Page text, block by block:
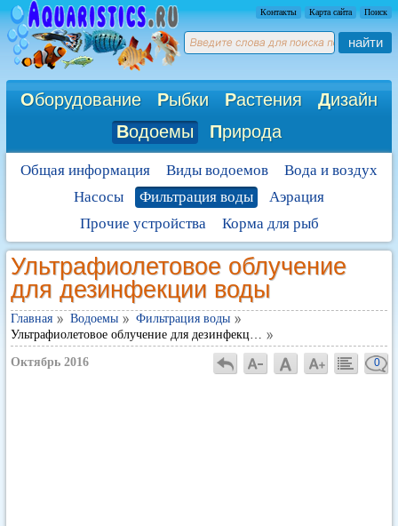
Контакты Карта сайта Поиск
найти
Оборудование Рыбки Растения Дизайн
Водоемы Природа
Общая информация Виды водоемов
Вода и воздух
Насосы
Фильтрация воды
Аэрация
Прочие устройства
Корма для рыб
Ультрафиолетовое облучение
для дезинфекции воды
Главная Водоемы
Фильтрация воды
Ультрафиолетовое облучение для дезинфекц…
Октябрь 2016 0